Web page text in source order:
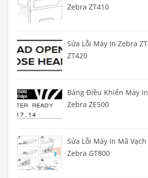
Zebra ZT410
Sửa Lỗi Máy In Zebra
ZT420
Bảng Điều Khiển Máy In
Zebra ZE500
Sửa Lỗi Máy In Mã Vạch
Zebra GT800